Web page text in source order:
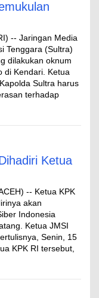
-- Jaringan Media
Tenggara (Sultra)
dilakukan oknum
di Kendari. Ketua
Sultra harus
terhadap
Ketua
-- Ketua KPK
akan
Indonesia
Ketua JMSI
Senin, 15
KPK RI tersebut,